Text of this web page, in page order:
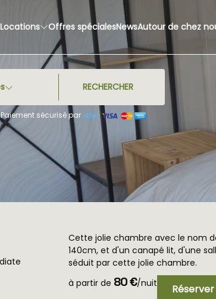
Locations Offres spécialesNewsAutour de chez
RECHERCHER
Paiement sécurisé par
Cette jolie chambre avec le nom
140cm, et d'un canapé lit, d'une
séduit par cette jolie chambre.
à partir de 80 €/nuit Réserver